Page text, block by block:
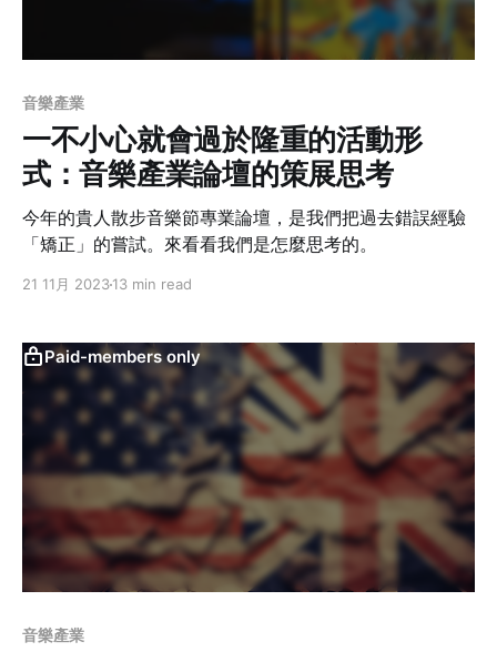
音樂產業
一不小心就會過於隆重的活動形
式：音樂產業論壇的策展思考
今年的貴人散步音樂節專業論壇，是我們把過去錯誤經驗
「矯正」的嘗試。來看看我們是怎麼思考的。
21 11月 202313 min read
Paid-members only
音樂產業